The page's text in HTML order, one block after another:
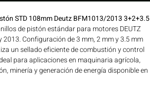
STD 108mm Deutz BFM1013/2013 3+2+3.5
de pistón estándar para motores DEUTZ
2013. Configuración de 3 mm, 2 mm y 3.5 mm
un sellado eficiente de combustión y control
para aplicaciones en maquinaria agrícola,
minería y generación de energía disponible en